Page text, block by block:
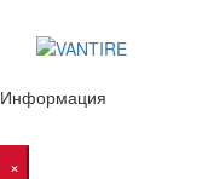
Информация
×